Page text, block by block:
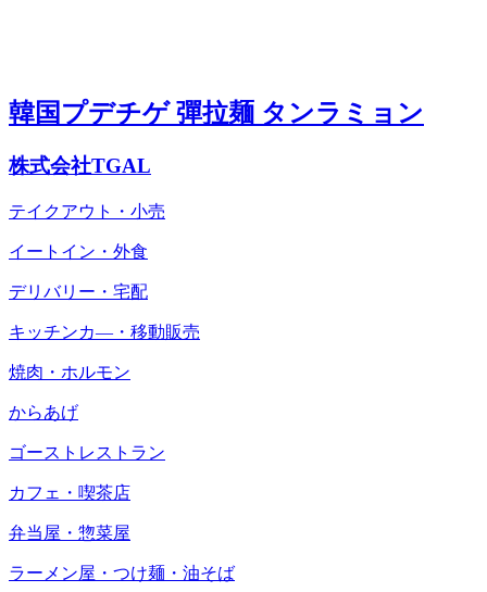
韓国プデチゲ 彈拉麺 タンラミョン
株式会社TGAL
テイクアウト・小売
イートイン・外食
デリバリー・宅配
キッチンカ―・移動販売
焼肉・ホルモン
からあげ
ゴーストレストラン
カフェ・喫茶店
弁当屋・惣菜屋
ラーメン屋・つけ麺・油そば